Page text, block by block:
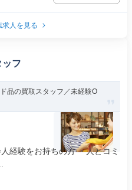
求人を見る
フ
品の買取スタッフ／未経験O
経験をお持ちの方 ・人とコミ